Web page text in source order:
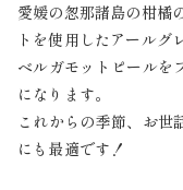
愛媛の怱那諸島の柑橘
トを使用したアールグ
ベルガモットピールを
になります。
これからの季節、お世
にも最適です！